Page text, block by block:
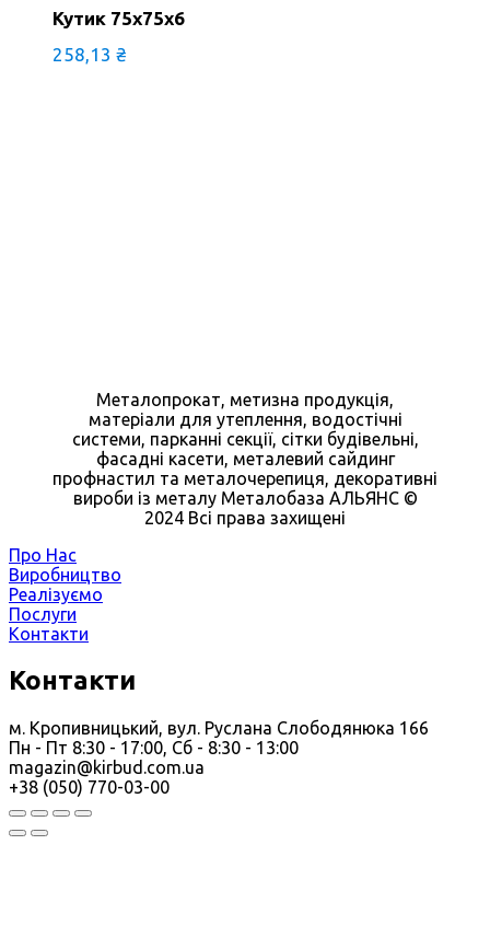
Кутик 75х75х6
258,13 ₴
Металопрокат, метизна продукція,
матеріали для утеплення, водостічні
системи, парканні секції, сітки будівельні,
фасадні касети, металевий сайдинг
профнастил та металочерепиця, декоративні
вироби із металу Металобаза АЛЬЯНС ©
2024 Всі права захищені
Про Нас
Виробництво
Реалізуємо
Послуги
Контакти
Контакти
м. Кропивницький, вул. Руслана Слободянюка 166
Пн - Пт 8:30 - 17:00, Сб - 8:30 - 13:00
magazin@kirbud.com.ua
+38 (050) 770-03-00